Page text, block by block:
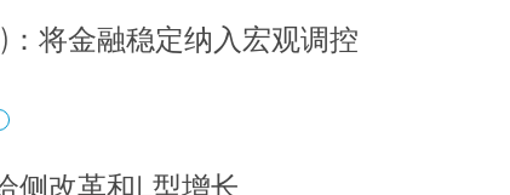
将金融稳定纳入宏观调控
侧改革和L型增长